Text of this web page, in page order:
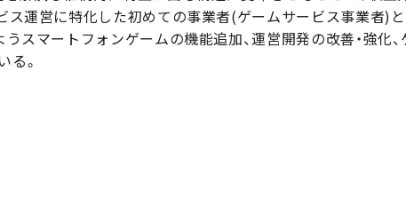
ス運営に特化した初めての事業者(ゲームサービス事業者)
うスマートフォンゲームの機能追加、運営開発の改善・強化
る。